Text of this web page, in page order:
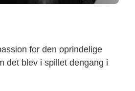
for den oprindelige
det blev i spillet dengang i